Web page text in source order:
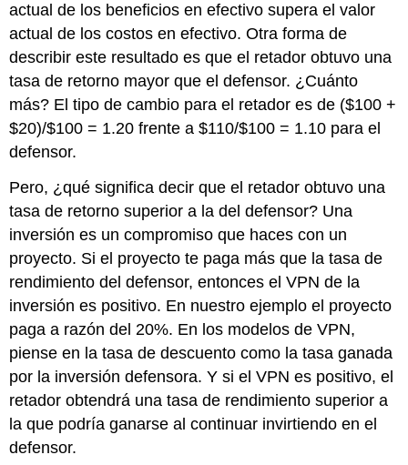
actual de los beneficios en efectivo supera el valor
actual de los costos en efectivo. Otra forma de
describir este resultado es que el retador obtuvo una
tasa de retorno mayor que el defensor. ¿Cuánto
más? El tipo de cambio para el retador es de ($100 +
$20)/$100 = 1.20 frente a $110/$100 = 1.10 para el
defensor.
Pero, ¿qué significa decir que el retador obtuvo una
tasa de retorno superior a la del defensor? Una
inversión es un compromiso que haces con un
proyecto. Si el proyecto te paga más que la tasa de
rendimiento del defensor, entonces el VPN de la
inversión es positivo. En nuestro ejemplo el proyecto
paga a razón del 20%. En los modelos de VPN,
piense en la tasa de descuento como la tasa ganada
por la inversión defensora. Y si el VPN es positivo, el
retador obtendrá una tasa de rendimiento superior a
la que podría ganarse al continuar invirtiendo en el
defensor.